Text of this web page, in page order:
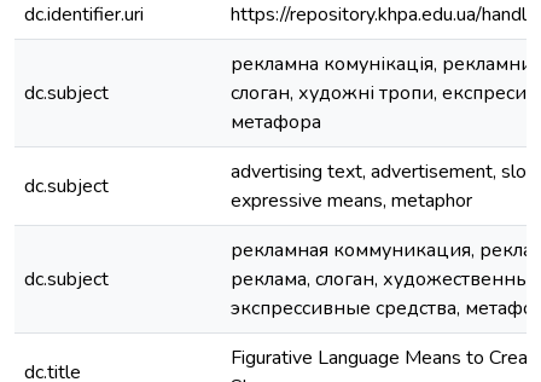
dc.identifier.uri
https://repository.khpa.edu.ua/
dc.subject
рекламна комунікація,
слоган, художні тропи,
метафора
dc.subject
advertising text, advertisement,
expressive means, metaphor
dc.subject
рекламная коммуникация,
реклама, слоган,
экспрессивные средства,
dc.title
Figurative Language Means to